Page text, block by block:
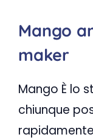
Mango
maker
Mango È lo
chiunque